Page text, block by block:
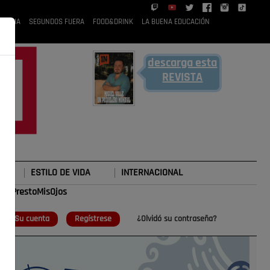
RUBIA SEGUNDOS FUERA FOOD&DRINK LA BUENA EDUCACIÓN
descarga esta
REVISTA
ESTILO DE VIDA INTERNACIONAL
Su cuenta Regístrese ¿Olvidó su contraseña?